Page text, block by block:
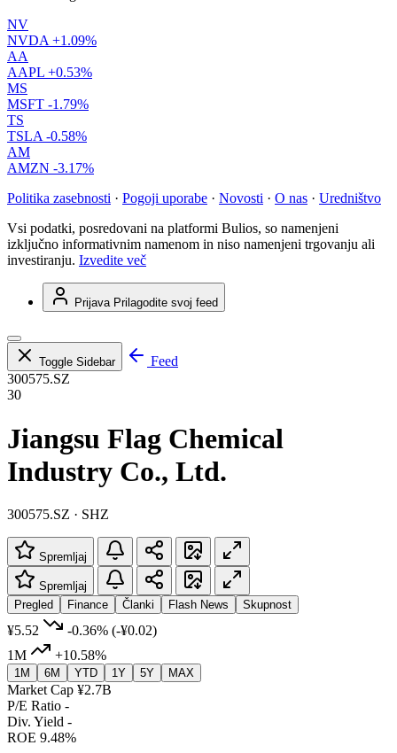
NV
NVDA +1.09%
AA
AAPL +0.53%
MS
MSFT -1.79%
TS
TSLA -0.58%
AM
AMZN -3.17%
Politika zasebnosti · Pogoji uporabe · Novosti · O nas · Uredništvo
Vsi podatki, posredovani na platformi Bulios, so namenjeni
izključno informativnim namenom in niso namenjeni trgovanju ali
investiranju. Izvedite več
Prijava Prilagodite svoj feed
Toggle Sidebar
Feed
300575.SZ
30
Jiangsu Flag Chemical
Industry Co., Ltd.
300575.SZ · SHZ
Spremljaj
Spremljaj
Pregled
Finance Članki Flash News Skupnost
¥5.52 -0.36% (-¥0.02)
1M
+10.58%
1M 6M YTD 1Y 5Y MAX
Market Cap ¥2.7B
P/E Ratio -
Div. Yield -
ROE 9.48%